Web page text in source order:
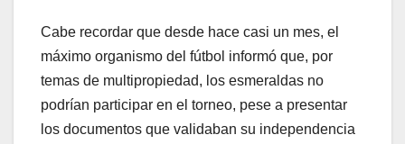
Cabe recordar que desde hace casi un mes, el
máximo organismo del fútbol informó que, por
temas de multipropiedad, los esmeraldas no
podrían participar en el torneo, pese a presentar
los documentos que validaban su independencia